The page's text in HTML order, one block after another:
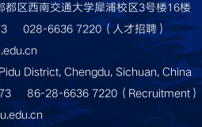
都区西南交通大学犀浦校区3号楼16楼
028-6636 7220（人才招聘）
District, Chengdu, Sichuan, China
86-28-6636 7220（Recruitment）